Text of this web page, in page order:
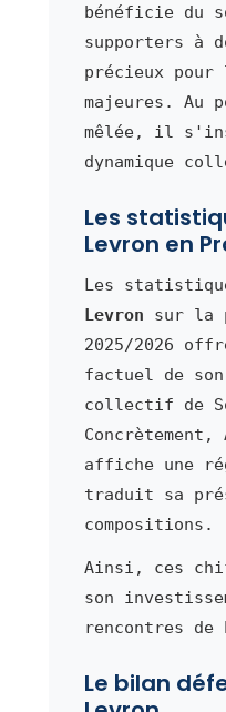
bénéficie du
supporters à
précieux
majeures. Au
mêlée, il
dynamique
Les
Levron en
Les
Levron sur la
2025/2026
factuel de
collectif de
affiche une
traduit sa
compositions.
Ainsi, ces
son
rencontres de
Le bilan